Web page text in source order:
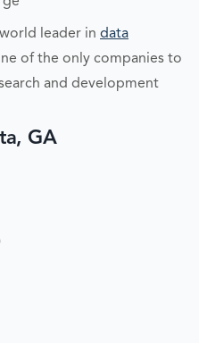
leader in data
of the only companies to
and development
GA